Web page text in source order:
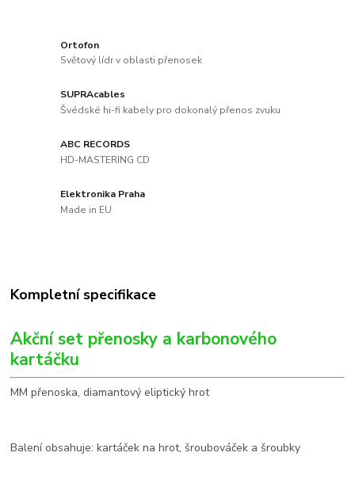
Ortofon
Světový lídr v oblasti přenosek
SUPRAcables
Švédské hi-fi kabely pro dokonalý přenos zvuku
ABC RECORDS
HD-MASTERING CD
Elektronika Praha
Made in EU
Kompletní specifikace
Akční set přenosky a karbonového
kartáčku
MM přenoska, diamantový eliptický hrot
Balení obsahuje: kartáček na hrot, šroubováček a šroubky